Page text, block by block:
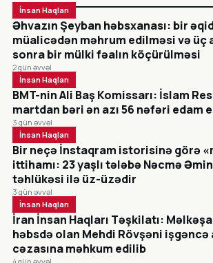
İnsan Haqları
Əhvazın Şeyban həbsxanası: bir
müalicədən məhrum edilməsi və üç
sonra bir mülki fəalın köçürülməsi
2 gün əvvəl
İnsan Haqları
BMT-nin Ali Baş Komissarı: İslam
martdan bəri ən azı 56 nəfəri edam
3 gün əvvəl
İnsan Haqları
Bir neçə İnstaqram istorisinə görə
ittihamı: 23 yaşlı tələbə Nəcmə
təhlükəsi ilə üz-üzədir
3 gün əvvəl
İnsan Haqları
İran İnsan Haqları Təşkilatı:
həbsdə olan Mehdi Rövşəni işgəncə
cəzasına məhkum edilib